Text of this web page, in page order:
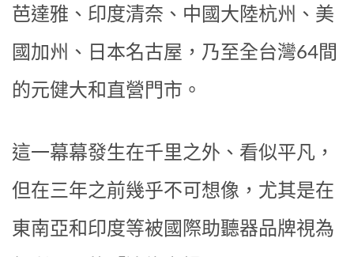
芭達雅、印度清奈、中國大陸杭州、美
國加州、日本名古屋，乃至全台灣64間
的元健大和直營門市。
這一幕幕發生在千里之外、看似平凡，
但在三年之前幾乎不可想像，尤其是在
東南亞和印度等被國際助聽器品牌視為